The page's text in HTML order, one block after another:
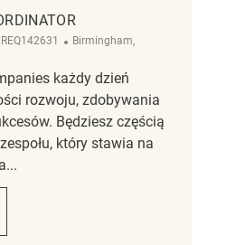
ReqId
REQ142631 Lokalizacja
Birmingham,
każdy dzień
rozwoju, zdobywania
Będziesz częścią
który stawia na
REQ142631
Coordinator